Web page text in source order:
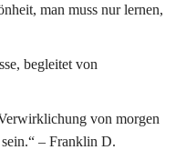
man muss nur lernen,
begleitet von
von morgen
– Franklin D.